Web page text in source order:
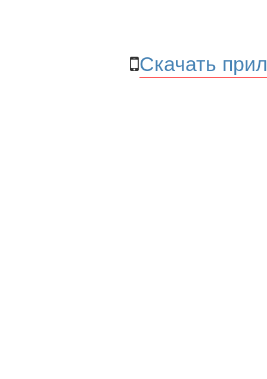
Скачать